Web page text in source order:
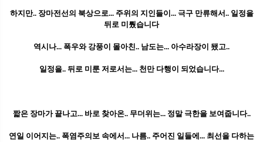
하지만.. 장마전선의 북상으로... 주위의 지인들이... 극구 만류해서.. 일정을
뒤로 미뤘습니다
역시나... 폭우와 강풍이 몰아친.. 남도는... 아수라장이 됐고..
일정을.. 뒤로 미룬 저로서는... 천만 다행이 되었습니다...
짧은 장마가 끝나고... 바로 찾아온.. 무더위는... 정말 극한을 보여줍니다..
연일 이어지는.. 폭염주의보 속에서... 나름.. 주어진 일들에... 최선을 다하는